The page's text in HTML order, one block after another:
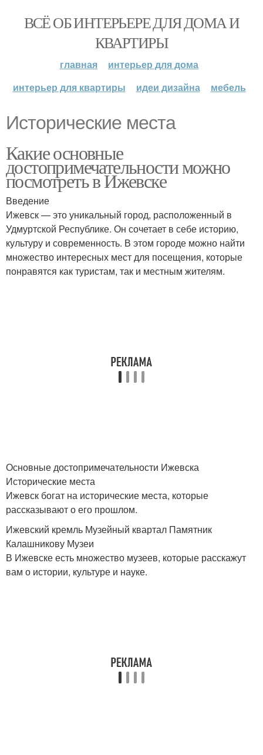
ВСЁ ОБ ИНТЕРЬЕРЕ ДЛЯ ДОМА И
КВАРТИРЫ
главная
интерьер для дома
интерьер для квартиры
идеи дизайна мебель
Исторические места
Какие основные
достопримечательности можно
посмотреть в Ижевске
Введение
Ижевск — это уникальный город, расположенный в
Удмуртской Республике. Он сочетает в себе историю,
культуру и современность. В этом городе можно найти
множество интересных мест для посещения, которые
понравятся как туристам, так и местным жителям.
Основные достопримечательности Ижевска
Исторические места
Ижевск богат на исторические места, которые
рассказывают о его прошлом.
Ижевский кремль Музейный квартал Памятник
Калашникову Музеи
В Ижевске есть множество музеев, которые расскажут
вам о истории, культуре и науке.